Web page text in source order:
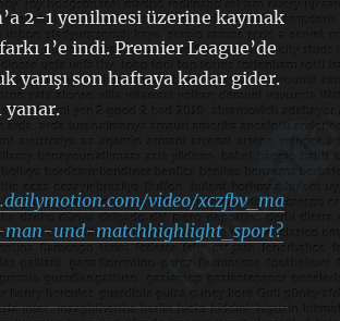
2-1 yenilmesi üzerine kaymak
1’e indi. Premier League’de
yarışı son haftaya kadar gider.
yanar.
video/xczfbv_ma
und-matchhighlight_sport?